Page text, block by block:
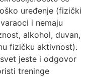
uređenje (fizički
i nemaju
alkohol, duvan,
fizičku aktivnost).
jeste i odgovor
treninge